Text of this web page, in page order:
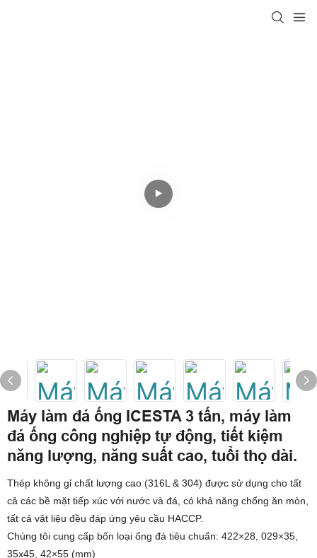
Máy làm đá ống ICESTA 3 tấn, máy làm
đá ống công nghiệp tự động, tiết kiệm
năng lượng, năng suất cao, tuổi thọ dài.
Thép không gỉ chất lượng cao (316L & 304) được sử dụng cho tất
cả các bề mặt tiếp xúc với nước và đá, có khả năng chống ăn mòn,
tất cả vật liệu đều đáp ứng yêu cầu HACCP.
Chúng tôi cung cấp bốn loại ống đá tiêu chuẩn: 422×28, 029×35,
35x45, 42×55 (mm)